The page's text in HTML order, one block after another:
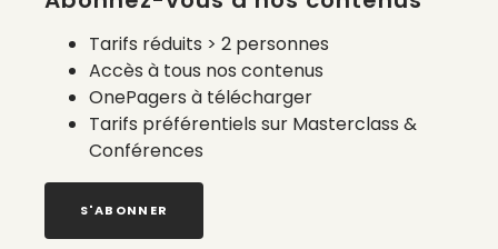
nécessitent des solvants toxiques et produisent
des vêtements non recyclables.
Certaines alternatives sont plus écologiques
que d’autres, mais chacune présente des
limites :
Le plastique recyclé
déchets plastiques, mais c’est une matière
non-biodégradable.
Tarifs réduits > 2 personnes
Accès à tous nos contenus
OnePagers à télécharger
Tarifs préférentiels sur Masterclass &
Conférences
S'ABONNER